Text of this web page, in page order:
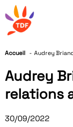
Accueil Audrey
Audrey
relations
30/09/2022